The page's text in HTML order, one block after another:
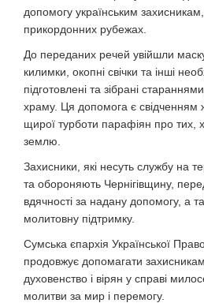
допомогу українським
прикордонних рубежах.
До переданих речей увійшли
килимки, окопні свічки та інші
підготовлені та зібрані
храму. Ця допомога є свідченням
щирої турботи парафіян про тих,
землю.
Захисники, які несуть службу на
та обороняють Чернігівщину,
вдячності за надану допомогу, а
молитовну підтримку.
Сумська єпархія Української
продовжує допомагати
духовенство і вірян у справі
молитви за мир і перемогу.